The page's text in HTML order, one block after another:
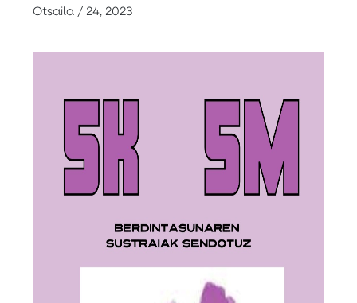
Otsaila / 24, 2023